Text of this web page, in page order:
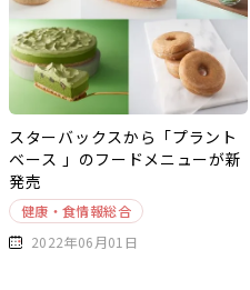
スターバックスから「プラント
ベース 」のフードメニューが新
発売
健康・食情報総合
2022年06月01日